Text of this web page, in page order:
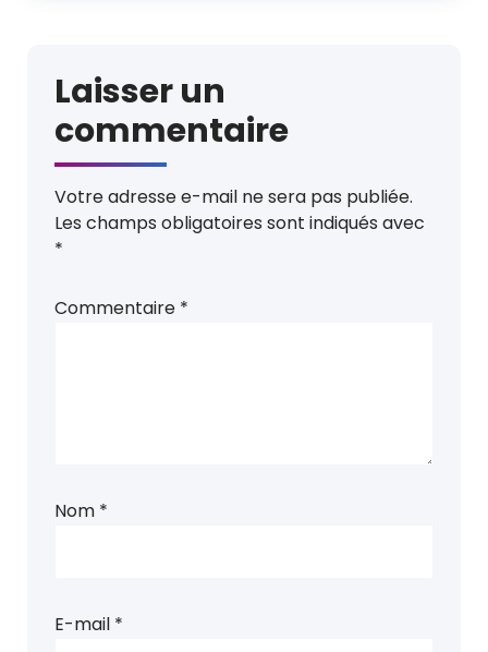
Laisser un
commentaire
Votre adresse e-mail ne sera pas publiée.
Les champs obligatoires sont indiqués avec
*
Commentaire *
Nom *
E-mail *